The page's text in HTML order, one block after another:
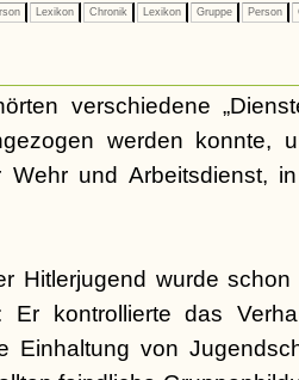
Lexikon Chronik Lexikon Gruppe Person
verschiedene
werden konnte,
und Arbeitsdienst,
Hitlerjugend wurde
Er kontrollierte das
Einhaltung von